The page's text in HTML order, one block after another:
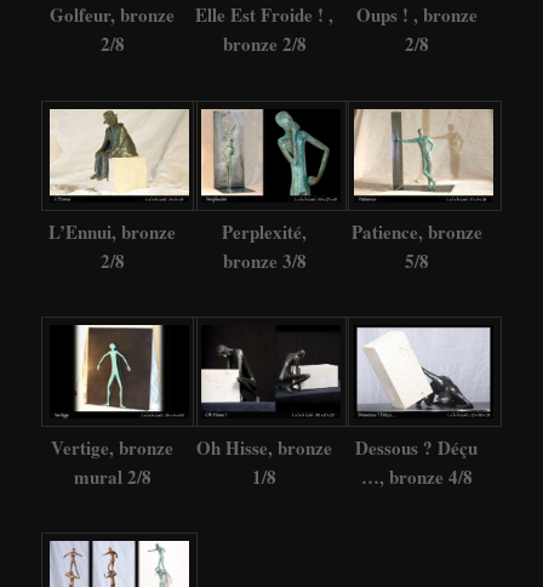
Golfeur, bronze
2/8
Elle Est Froide ! ,
bronze 2/8
Oups ! , bronze
2/8
L’Ennui, bronze
2/8
Perplexité,
bronze 3/8
Patience, bronze
5/8
Vertige, bronze
mural 2/8
Oh Hisse, bronze
1/8
Dessous ? Déçu
…, bronze 4/8